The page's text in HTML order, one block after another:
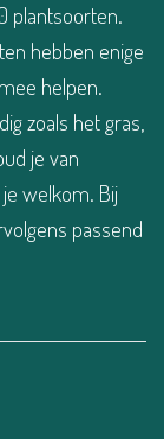
plantsoorten.
hebben enige
helpen.
zoals het gras,
je van
welkom. Bij
passend